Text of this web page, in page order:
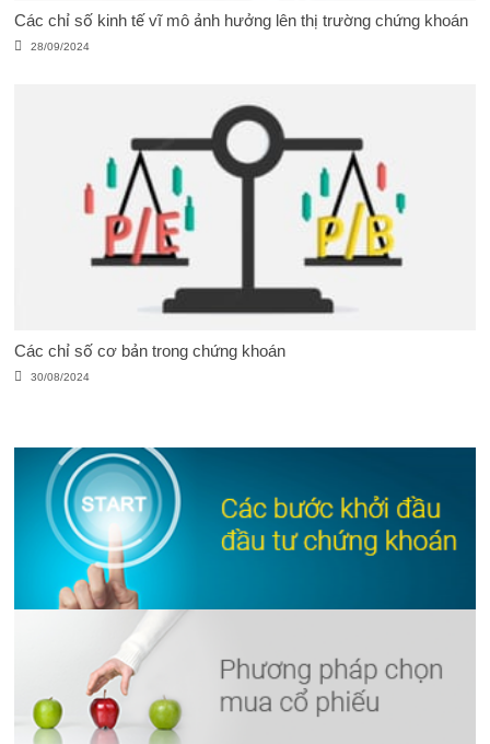
Các chỉ số kinh tế vĩ mô ảnh hưởng lên thị trường chứng khoán
28/09/2024
Các chỉ số cơ bản trong chứng khoán
30/08/2024